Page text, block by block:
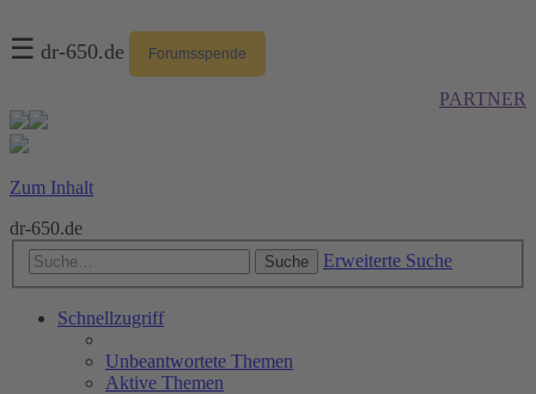
☰ dr-650.de Forumsspende
PARTNER
Zum Inhalt
dr-650.de
Suche Erweiterte Suche
Schnellzugriff
Unbeantwortete Themen
Aktive Themen